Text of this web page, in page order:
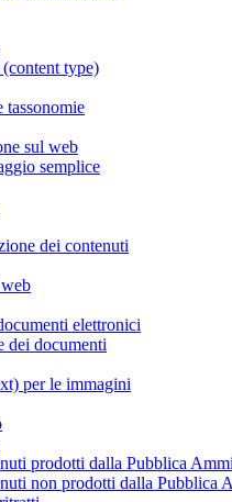
type)
tassonomie
sul web
semplice
dei contenuti
elettronici
dei documenti
per le immagini
prodotti dalla Pubblica
non prodotti dalla Pubblica